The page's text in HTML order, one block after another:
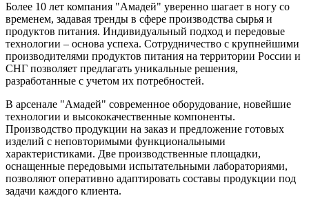
Более 10 лет компания "Амадей" уверенно шагает в ногу со
временем, задавая тренды в сфере производства сырья и
продуктов питания. Индивидуальный подход и передовые
технологии – основа успеха. Сотрудничество с крупнейшими
производителями продуктов питания на территории России и
СНГ позволяет предлагать уникальные решения,
разработанные с учетом их потребностей.
В арсенале "Амадей" современное оборудование, новейшие
технологии и высококачественные компоненты.
Производство продукции на заказ и предложение готовых
изделий с неповторимыми функциональными
характеристиками. Две производственные площадки,
оснащенные передовыми испытательными лабораториями,
позволяют оперативно адаптировать составы продукции под
задачи каждого клиента.